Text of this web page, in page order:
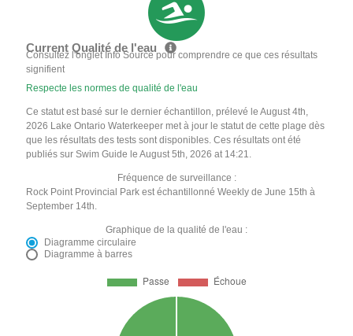
Current Qualité de l'eau
Consultez l'onglet Info Source pour comprendre ce que ces résultats
signifient
Respecte les normes de qualité de l'eau
Ce statut est basé sur le dernier échantillon, prélevé le August 4th,
2026 Lake Ontario Waterkeeper met à jour le statut de cette plage dès
que les résultats des tests sont disponibles. Ces résultats ont été
publiés sur Swim Guide le August 5th, 2026 at 14:21.
Fréquence de surveillance :
Rock Point Provincial Park est échantillonné Weekly de June 15th à
September 14th.
Graphique de la qualité de l'eau :
Diagramme circulaire
Diagramme à barres